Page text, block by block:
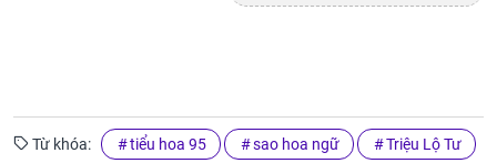
Từ khóa: tiểu hoa 95 sao hoa ngữ Triệu Lộ Tư